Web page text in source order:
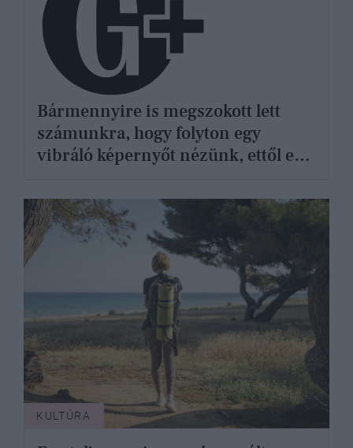
Bármennyire is megszokott lett
számunkra, hogy folyton egy
vibráló képernyőt nézünk, ettől ez
számára
KULTÚRA